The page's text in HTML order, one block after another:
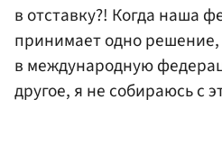
в отставку?! Когда наша
принимает одно
в международную
другое, я не собираюсь с